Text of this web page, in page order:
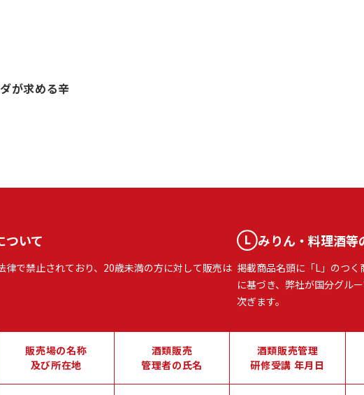
が求める辛
ついて
律で禁止されており、20歳未満の方に対して販売は
みりん・料理酒等
掲載商品名頭に「L」のつ
に基づき、弊社が国分グル
次ぎます。
販売場の名称
及び所在地
酒類販売
管理者の氏名
酒類販売管理
研修受講 年月日